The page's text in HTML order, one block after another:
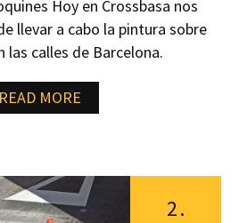
Hoy en Crossbasa nos
llevar a cabo la pintura sobre
las calles de Barcelona.
READ MORE
2.